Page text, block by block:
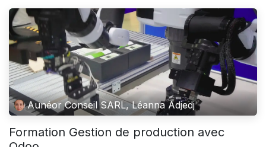
Aunéor Conseil SARL, Léanna Adjedj
Formation Gestion de production avec